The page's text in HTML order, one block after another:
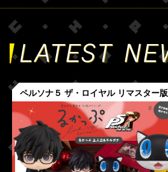
ペルソナ５ ザ・ロイヤル リマスター版